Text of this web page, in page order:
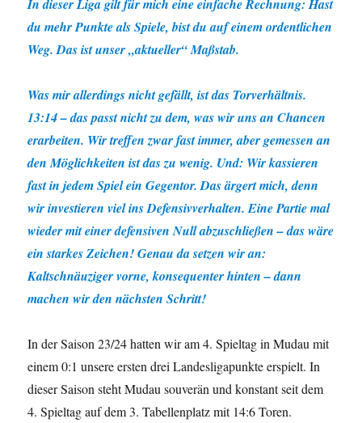
In dieser Liga gilt für mich eine einfache Rechnung: Hast
du mehr Punkte als Spiele, bist du auf einem ordentlichen
Weg. Das ist unser „aktueller“ Maßstab.
Was mir allerdings nicht gefällt, ist das Torverhältnis.
13:14 – das passt nicht zu dem, was wir uns an Chancen
erarbeiten. Wir treffen zwar fast immer, aber gemessen an
den Möglichkeiten ist das zu wenig. Und: Wir kassieren
fast in jedem Spiel ein Gegentor. Das ärgert mich, denn
wir investieren viel ins Defensivverhalten. Eine Partie mal
wieder mit einer defensiven Null abzuschließen – das wäre
ein starkes Zeichen! Genau da setzen wir an:
Kaltschnäuziger vorne, konsequenter hinten – dann
machen wir den nächsten Schritt!
In der Saison 23/24 hatten wir am 4. Spieltag in Mudau mit
einem 0:1 unsere ersten drei Landesligapunkte erspielt. In
dieser Saison steht Mudau souverän und konstant seit dem
4. Spieltag auf dem 3. Tabellenplatz mit 14:6 Toren.